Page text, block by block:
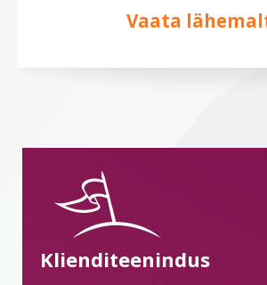
Vaata
Klienditeenindus